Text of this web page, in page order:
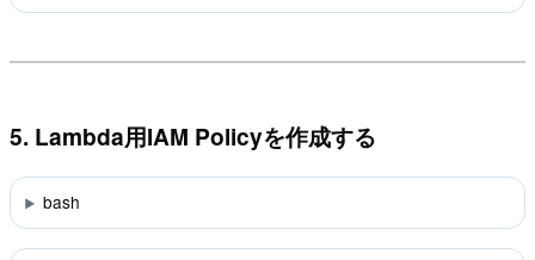
5. Lambda用IAM Policyを作成する
bash